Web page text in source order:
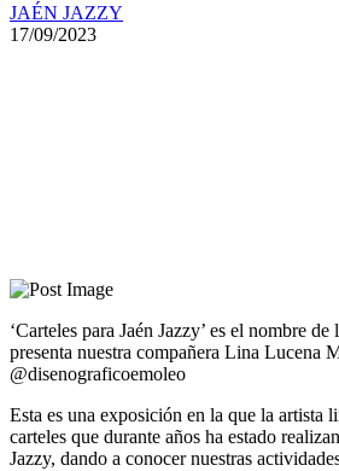
JAÉN JAZZY
17/09/2023
‘Carteles para Jaén Jazzy’ es el nombre
presenta nuestra compañera Lina Lucena
@disenograficoemoleo
Esta es una exposición en la que la artista
carteles que durante años ha estado
Jazzy, dando a conocer nuestras